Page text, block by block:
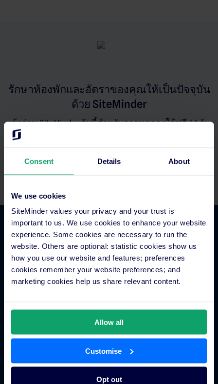
Consent Details About
We use cookies
SiteMinder values your privacy and your trust is
important to us. We use cookies to enhance your website
experience. Some cookies are necessary to run the
website. Others are optional: statistic cookies show us
how you use our website and features; preferences
cookies remember your website preferences; and
marketing cookies help us share relevant content.
Allow all
Customise
Opt out
รักษาห้องพักและอัตราของคุณให้เป็นปัจจุบัน
ด้วย SiteMinder
เข้าร่วม SiteMinder วันนี้สำหรับการทดลองใช้ฟรี 14 วัน
พร้อมการติดตั้งที่มีการนำทางและไม่มีความผูกพัน
ภาพรวมแพลตฟอร์ม
ผู้จัดการช่องทางโรงแรม
ระบบการจองของโรงแรม
เมตาเสิร์ชของโรงแรม
การมีส่วนร่วมกับผู้เข้าพัก
กลุ่มโรงแรมและเครือโรงแรม
ระบบการจองเบ็ดเสร็จ
แอพโรงแรม